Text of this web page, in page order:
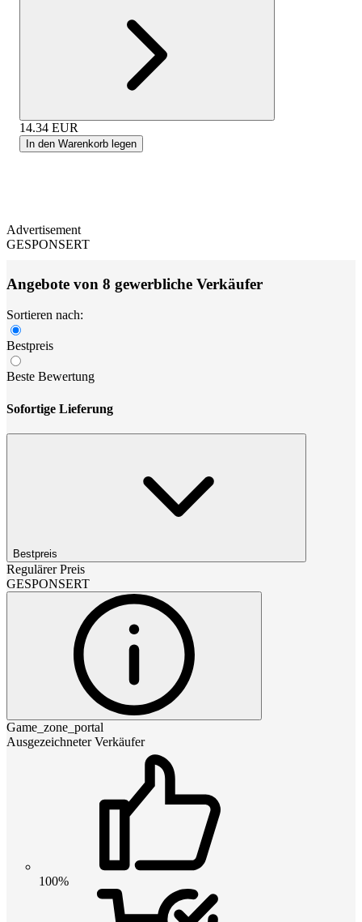
14.34 EUR
In den Warenkorb legen
Advertisement
GESPONSERT
Angebote von 8 gewerbliche Verkäufer
Sortieren nach:
Bestpreis
Beste Bewertung
Sofortige Lieferung
Bestpreis
Regulärer Preis
GESPONSERT
Game_zone_portal
Ausgezeichneter Verkäufer
100%